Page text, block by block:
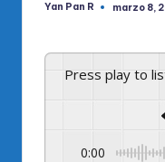
Publicado
Yan Pan R marzo 8,
Press play to
0:00